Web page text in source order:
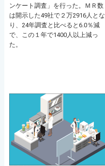
ンケート調査」を行った。ＭＲ数
は開示した49社で２万2916人とな
り、24年調査と比べると6.0％減
で、この１年で1400人以上減っ
た。